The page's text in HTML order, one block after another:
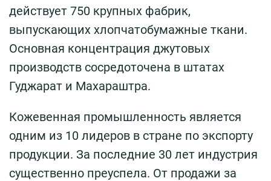
действует 750 крупных фабрик,
выпускающих хлопчатобумажные ткани.
Основная концентрация джутовых
производств сосредоточена в штатах
Гуджарат и Махараштра.
Кожевенная промышленность является
одним из 10 лидеров в стране по экспорту
продукции. За последние 30 лет индустрия
существенно преуспела. От продажи за